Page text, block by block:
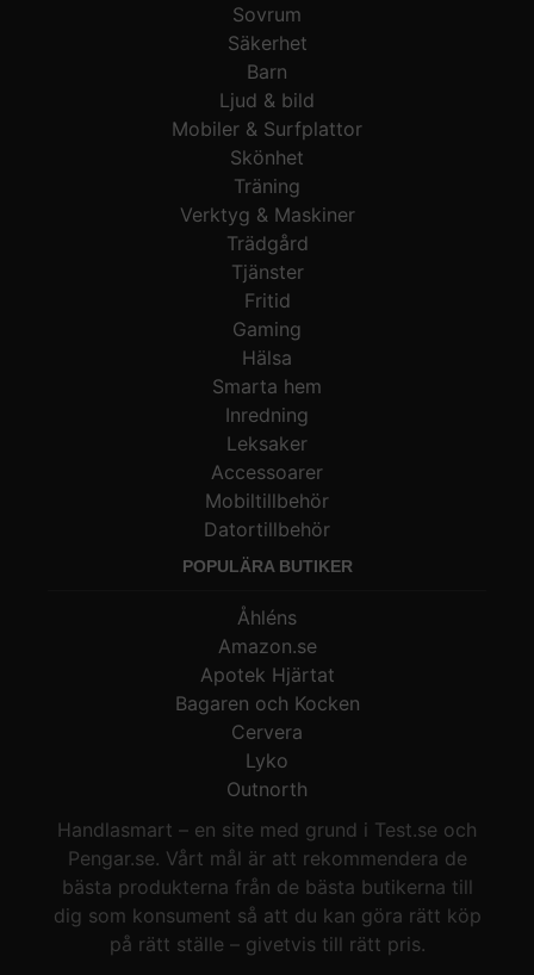
Sovrum
Säkerhet
Barn
Ljud & bild
Mobiler & Surfplattor
Skönhet
Träning
Verktyg & Maskiner
Trädgård
Tjänster
Fritid
Gaming
Hälsa
Smarta hem
Inredning
Leksaker
Accessoarer
Mobiltillbehör
Datortillbehör
POPULÄRA BUTIKER
Åhléns
Amazon.se
Apotek Hjärtat
Bagaren och Kocken
Cervera
Lyko
Outnorth
Handlasmart – en site med grund i Test.se och
Pengar.se. Vårt mål är att rekommendera de
bästa produkterna från de bästa butikerna till
dig som konsument så att du kan göra rätt köp
på rätt ställe – givetvis till rätt pris.